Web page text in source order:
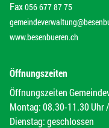
Fax056 677 87 75
www.besenbueren.ch
Öffnungszeiten
Öffnungszeiten
Montag: 08.30-11.30 Uhr
Dienstag: geschlossen